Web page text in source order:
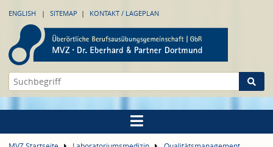
ENGLISH SITEMAP KONTAKT / LAGEPLAN